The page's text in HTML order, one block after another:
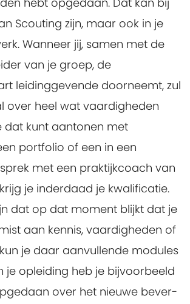
Scouting zijn, maar ook in je
Wanneer jij, samen met de
van je groep, de
leidinggevende doorneemt, zul
over heel wat vaardigheden
dat kunt aantonen met
portfolio of een in een
met een praktijkcoach van
je inderdaad je kwalificatie.
dat op dat moment blijkt dat je
aan kennis, vaardigheden of
je daar aanvullende modules
je opleiding heb je bijvoorbeeld
over het nieuwe bever-